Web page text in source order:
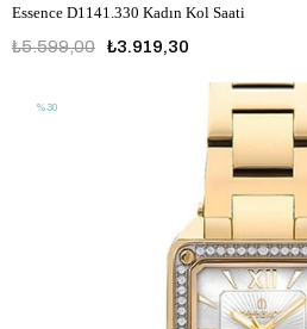
Essence D1141.330 Kadın Kol Saati
₺3.919,30
₺5.599,00
%30